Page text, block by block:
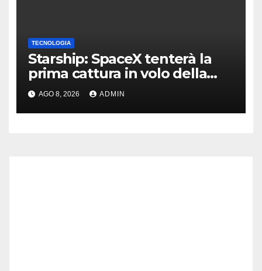
TECNOLOGIA
Starship: SpaceX tenterà la
prima cattura in volo della
navetta
AGO 8, 2026 ADMIN